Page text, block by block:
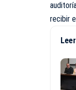
recibir